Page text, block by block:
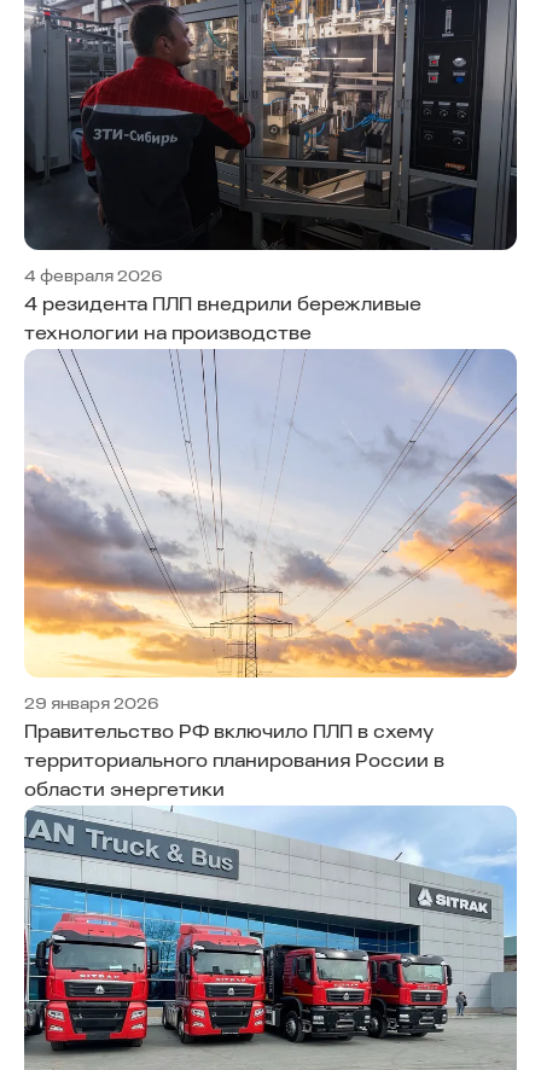
4 февраля 2026
4 резидента ПЛП внедрили бережливые
технологии на производстве
29 января 2026
Правительство РФ включило ПЛП в схему
территориального планирования России в
области энергетики